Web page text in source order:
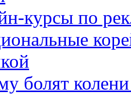
курсы по
болят